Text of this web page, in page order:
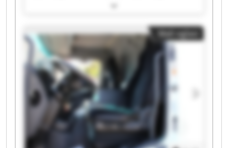
Schauer Gabelstapler GmbH Schauer
Schauer Gabelstapler GmbH Schauer
Gabelstapler GmbH Schauer Gabelstapler GmbH
Schauer Gabelstapler GmbH Schauer
Gabelstapler GmbH Schauer Gabelstapler GmbH
Schauer Gabelstapler GmbH Schauer
Gabelstapler GmbH Schauer Gabelstapler GmbH
Schauer Gabelstapler GmbH Schauer
Gabelstapler GmbH Schauer Gabelstapler GmbH
Schauer Gabelstapler GmbH Schauer
Gabelstapler GmbH
Mali oglasi